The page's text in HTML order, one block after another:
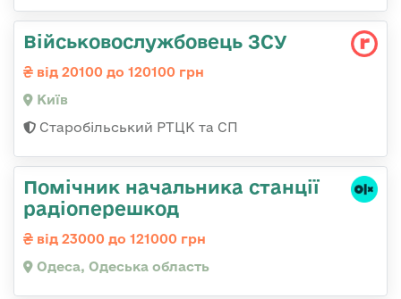
Військовослужбовець ЗСУ
від 20100 до 120100 грн
Київ
Старобільський РТЦК та СП
Помічник начальника станції
радіоперешкод
від 23000 до 121000 грн
Одеса, Одеська область